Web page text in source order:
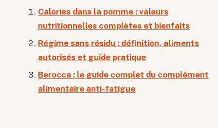
Calories dans la pomme : valeurs
nutritionnelles complètes et bienfaits
Régime sans résidu : définition, aliments
autorisés et guide pratique
Berocca : le guide complet du complément
alimentaire anti-fatigue